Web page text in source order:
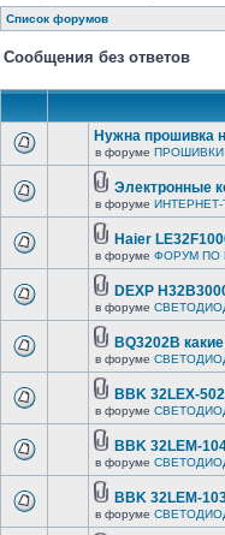
Список форумов
Сообщения без ответов
Нужна прошивка
в форуме ПРОШИВКИ
Электронные
в форуме
Haier
в форуме ФОРУМ ПО
DEXP
в форуме
BQ3202B
в форуме
BBK 32LEX-
в форуме
BBK 32LEM-
в форуме
BBK 32LEM-
в форуме